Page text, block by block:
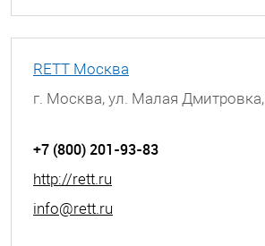
RETT Москва
г. Москва, ул. Малая
+7 (800) 201-93-83
http://rett.ru
info@rett.ru